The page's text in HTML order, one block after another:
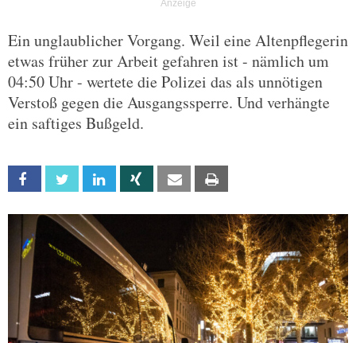
Ein unglaublicher Vorgang. Weil eine Altenpflegerin
etwas früher zur Arbeit gefahren ist - nämlich um
04:50 Uhr - wertete die Polizei das als unnötigen
Verstoß gegen die Ausgangssperre. Und verhängte
ein saftiges Bußgeld.
Facebook Twitter Linkedin Xing Email